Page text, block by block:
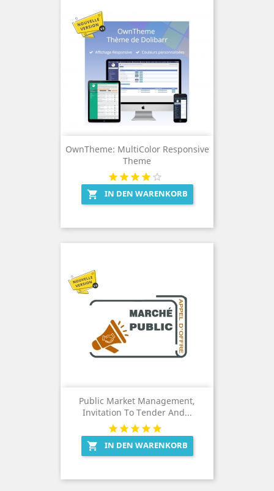
OwnTheme: MultiColor Responsive
Theme
 IN DEN WARENKORB
Public Market Management,
Invitation To Tender And...
 IN DEN WARENKORB